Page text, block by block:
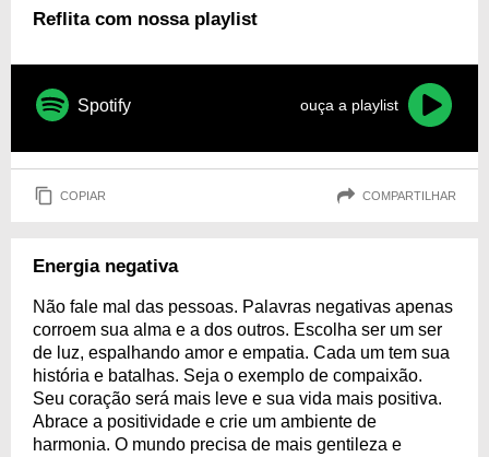
Reflita com nossa playlist
Spotify ouça a playlist
COPIAR COMPARTILHAR
Energia negativa
Não fale mal das pessoas. Palavras negativas apenas
corroem sua alma e a dos outros. Escolha ser um ser
de luz, espalhando amor e empatia. Cada um tem sua
história e batalhas. Seja o exemplo de compaixão.
Seu coração será mais leve e sua vida mais positiva.
Abrace a positividade e crie um ambiente de
harmonia. O mundo precisa de mais gentileza e